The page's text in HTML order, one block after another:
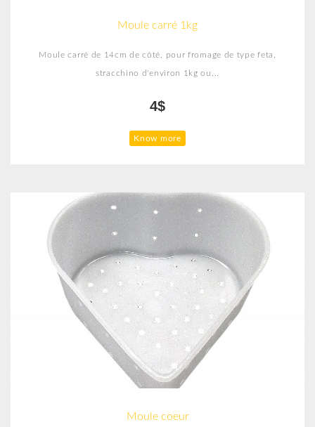
Moule carré 1kg
Moule carré de 14cm de côté, pour fromage de type feta,
stracchino d'environ 1kg ou...
4$
Know more
Moule coeur